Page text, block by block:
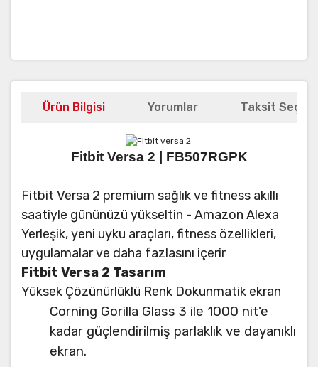
Ürün Bilgisi Yorumlar Taksit
Fitbit Versa 2 | FB507RGPK
Fitbit Versa 2 premium sağlık ve fitness akıllı
saatiyle gününüzü yükseltin - Amazon Alexa
Yerleşik, yeni uyku araçları, fitness özellikleri,
uygulamalar ve daha fazlasını içerir
Fitbit Versa 2 Tasarım
Yüksek Çözünürlüklü Renk Dokunmatik ekran
Corning Gorilla Glass 3 ile 1000 nit'e
kadar güçlendirilmiş parlaklık ve dayanıklı
ekran.